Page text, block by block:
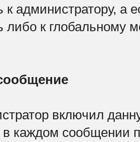
к администратору, а
к глобальному
включил
каждом сообщении